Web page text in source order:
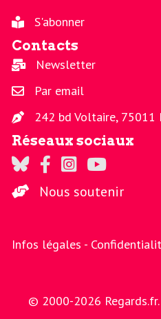
S'abonner
Contacts
Newsletter
Par email
242 bd Voltaire, 75011
Réseaux sociaux
Regards sur Twitter
Regards sur Facebook
Regards sur
La chaine
Nous soutenir
Infos légales -
© 2000-2026